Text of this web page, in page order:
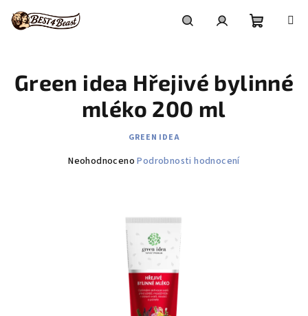
obsah
košík
Green idea Hřejivé bylinné
mléko 200 ml
GREEN IDEA
Průměrné
Neohodnoceno Podrobnosti hodnocení